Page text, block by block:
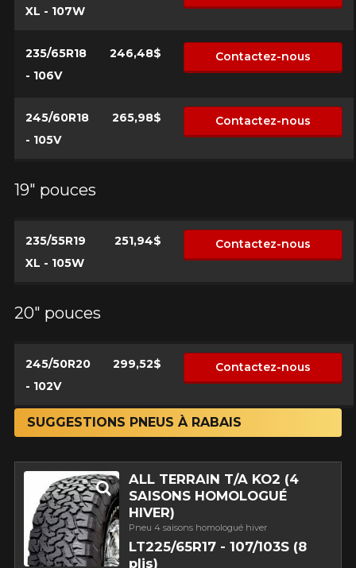
XL - 107W
235/65R18
- 106V
246,48$ Contactez-nous
245/60R18
- 105V
265,98$ Contactez-nous
19" pouces
235/55R19
XL - 105W
251,94$ Contactez-nous
20" pouces
245/50R20
- 102V
299,52$ Contactez-nous
SUGGESTIONS PNEUS À RABAIS
ALL TERRAIN T/A KO2 (4
SAISONS HOMOLOGUÉ
HIVER)
Pneu 4 saisons homologué hiver
LT225/65R17 - 107/103S (8
plis)